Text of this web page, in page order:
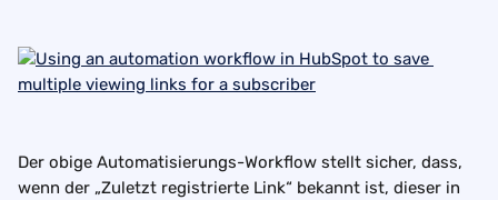
Der obige Automatisierungs-Workflow stellt sicher, dass,
wenn der „Zuletzt registrierte Link“ bekannt ist, dieser in